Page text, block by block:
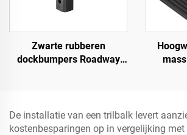
Zwarte rubberen
dockbumpers Roadway
De installatie van een trilbalk levert
kostenbesparingen op in vergelijking met